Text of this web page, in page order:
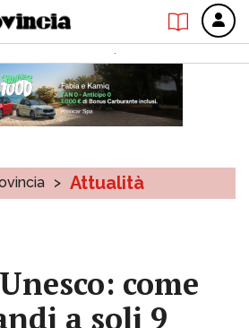
> Attualità
come
a soli 9